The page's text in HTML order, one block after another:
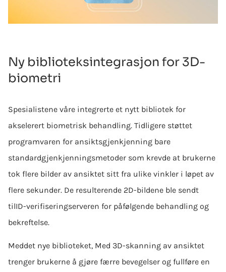
Ny biblioteksintegrasjon for 3D-
biometri
Spesialistene våre integrerte et nytt bibliotek for
akselerert biometrisk behandling. Tidligere støttet
programvaren for ansiktsgjenkjenning bare
standardgjenkjenningsmetoder som krevde at brukerne
tok flere bilder av ansiktet sitt fra ulike vinkler i løpet av
flere sekunder. De resulterende 2D-bildene ble sendt
tilID-verifiseringserveren for påfølgende behandling og
bekreftelse.
Meddet nye biblioteket, Med 3D-skanning av ansiktet
trenger brukerne å gjøre færre bevegelser og fullføre en